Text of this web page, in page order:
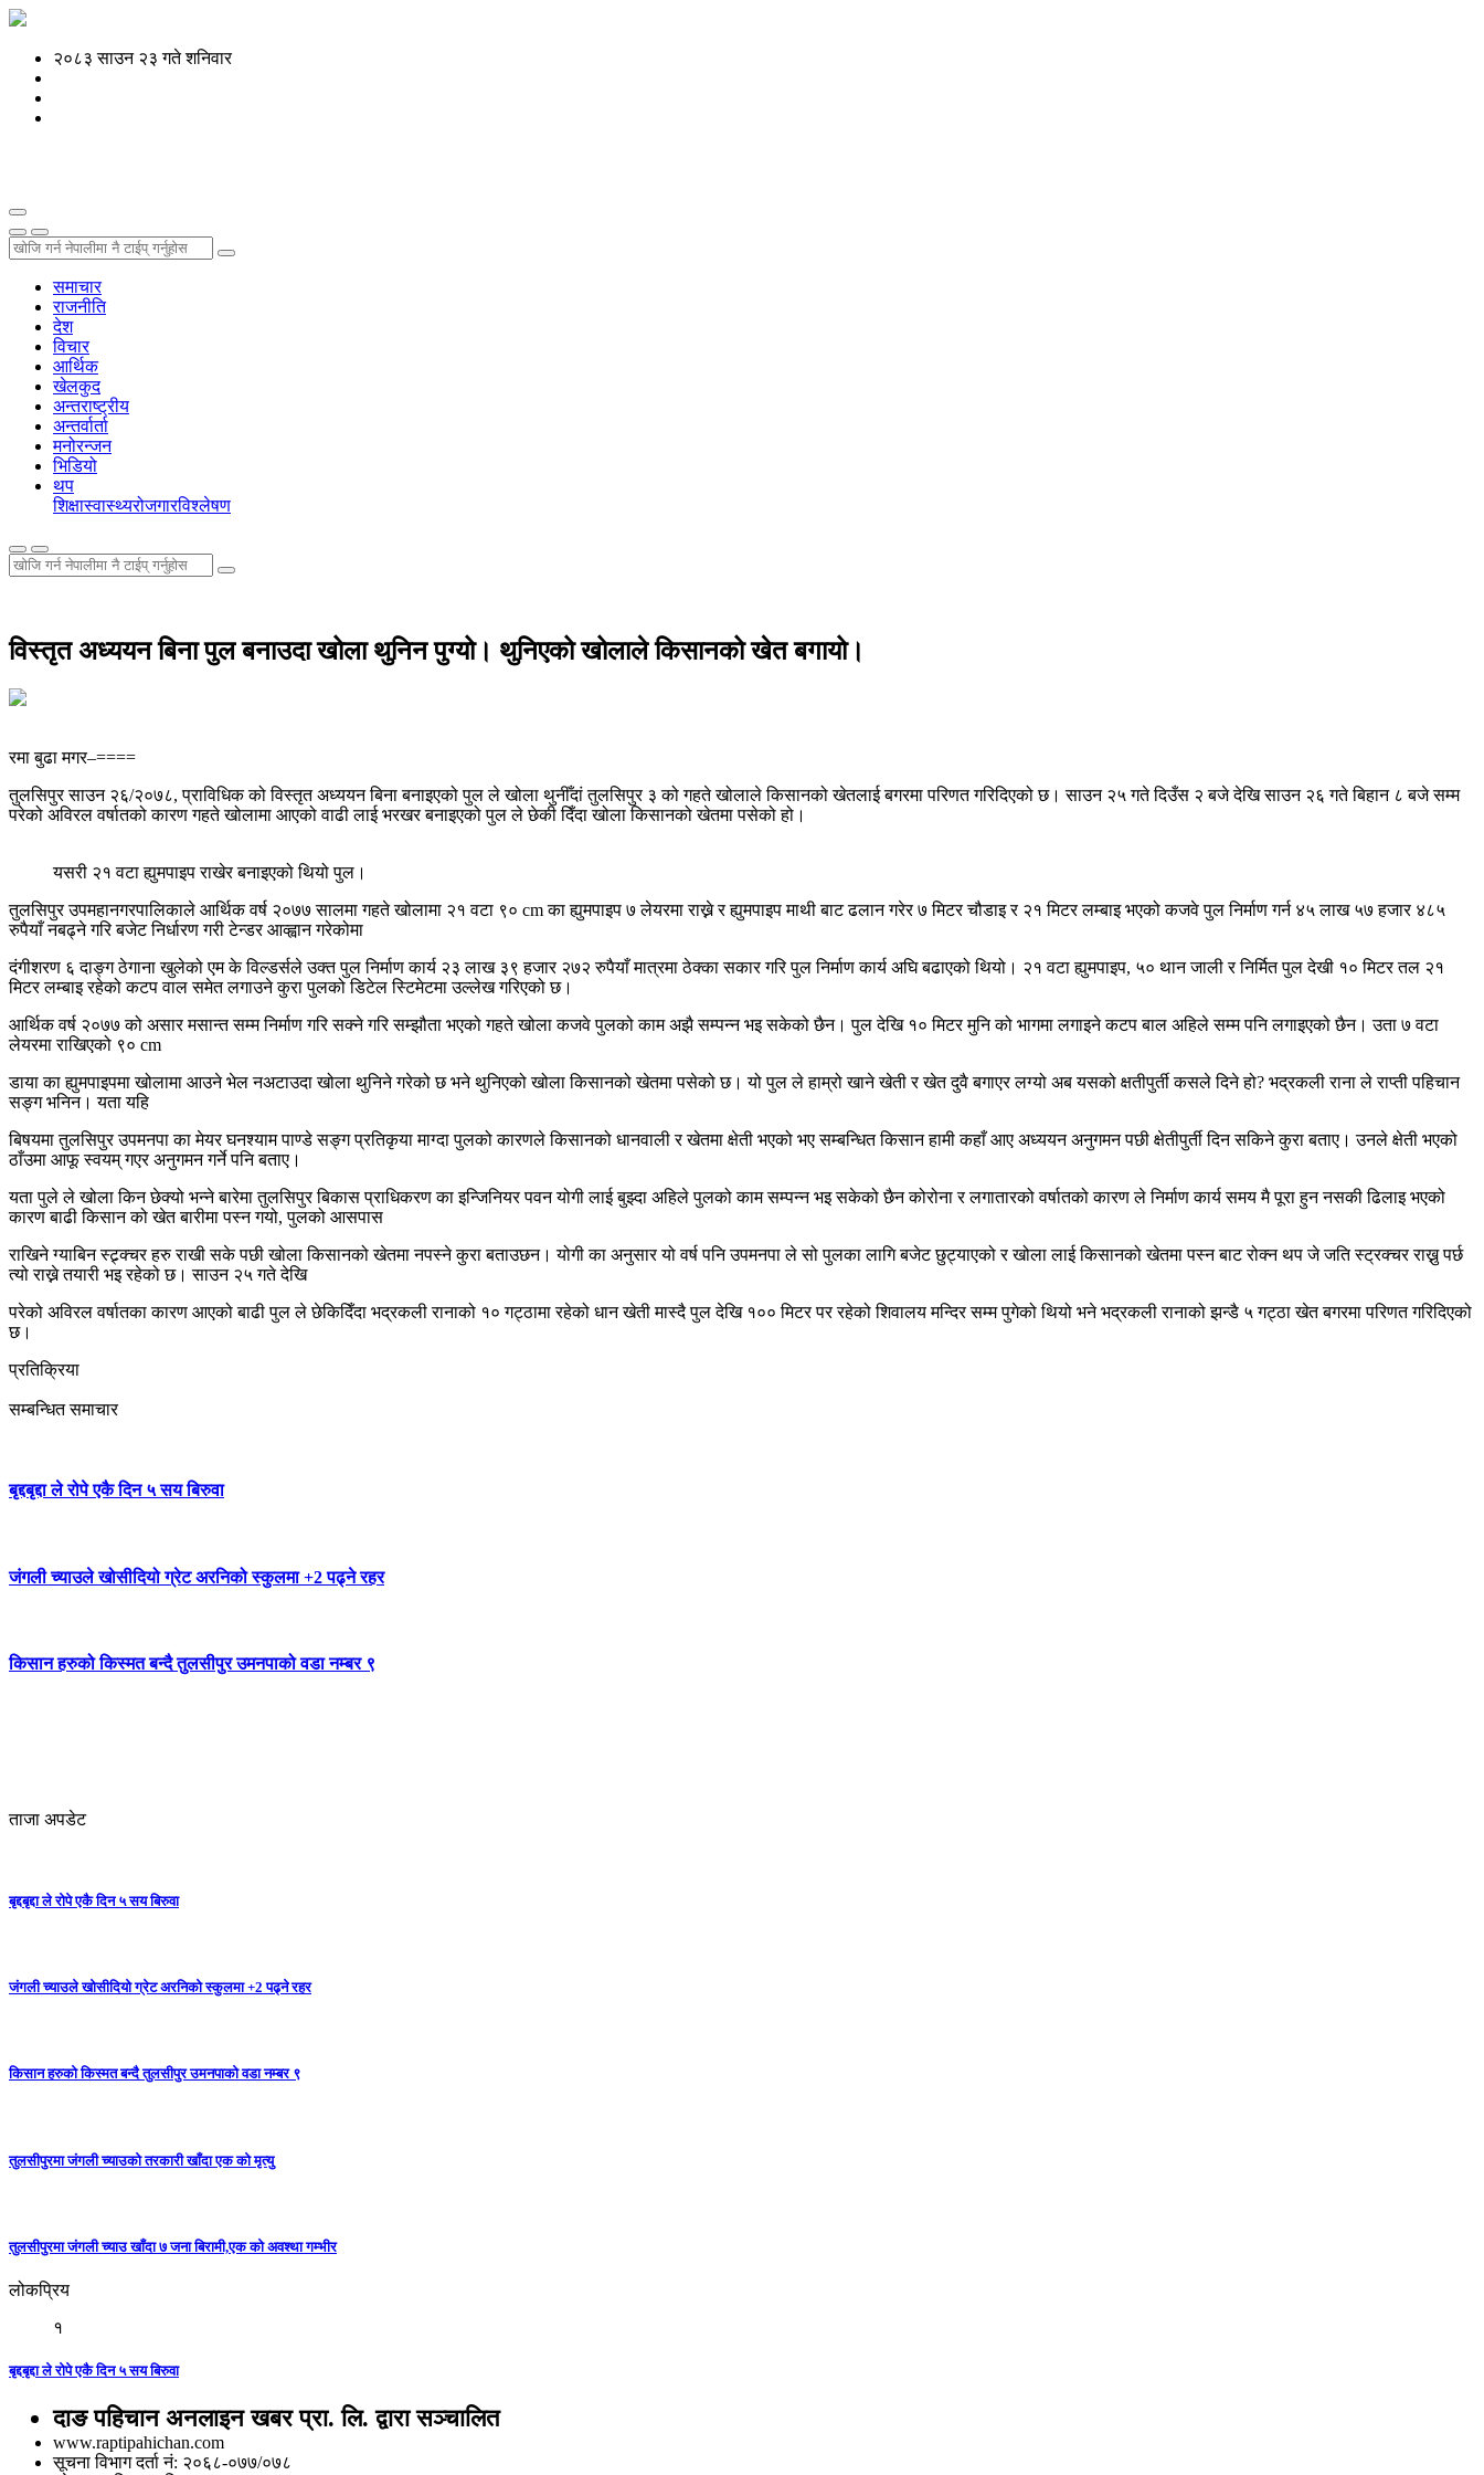
२०८३ साउन २३ गते शनिवार
समाचार
राजनीति
देश
विचार
आर्थिक
खेलकुद
अन्तराष्ट्रीय
अन्तर्वार्ता
मनोरन्जन
भिडियो
थप
शिक्षास्वास्थ्यरोजगारविश्लेषण
विस्तृत अध्ययन बिना पुल बनाउदा खोला थुनिन पुग्यो। थुनिएको खोलाले किसानको खेत बगायो।
रमा बुढा मगर–====
तुलसिपुर साउन २६/२०७८, प्राविधिक को विस्तृत अध्ययन बिना बनाइएको पुल ले खोला थुनीँदां तुलसिपुर ३ को गहते खोलाले किसानको खेतलाई बगरमा परिणत गरिदिएको छ। साउन २५ गते दिउँस २ बजे देखि साउन २६ गते बिहान ८ बजे सम्म
परेको अविरल वर्षातको कारण गहते खोलामा आएको वाढी लाई भरखर बनाइएको पुल ले छेकी दिँदा खोला किसानको खेतमा पसेको हो।
यसरी २१ वटा ह्युमपाइप राखेर बनाइएको थियो पुल।
तुलसिपुर उपमहानगरपालिकाले आर्थिक वर्ष २०७७ सालमा गहते खोलामा २१ वटा ९० cm का ह्युमपाइप ७ लेयरमा राख्ने र ह्युमपाइप माथी बाट ढलान गरेर ७ मिटर चौडाइ र २१ मिटर लम्बाइ भएको कजवे पुल निर्माण गर्न ४५ लाख ५७ हजार ४८५
रुपैयाँ नबढ्ने गरि बजेट निर्धारण गरी टेन्डर आव्ह्वान गरेकोमा
दंगीशरण ६ दाङ्ग ठेगाना खुलेको एम के विल्डर्सले उक्त पुल निर्माण कार्य २३ लाख ३९ हजार २७२ रुपैयाँ मात्रमा ठेक्का सकार गरि पुल निर्माण कार्य अघि बढाएको थियो। २१ वटा ह्युमपाइप, ५० थान जाली र निर्मित पुल देखी १० मिटर तल २१
मिटर लम्बाइ रहेको कटप वाल समेत लगाउने कुरा पुलको डिटेल स्टिमेटमा उल्लेख गरिएको छ।
आर्थिक वर्ष २०७७ को असार मसान्त सम्म निर्माण गरि सक्ने गरि सम्झौता भएको गहते खोला कजवे पुलको काम अझै सम्पन्न भइ सकेको छैन। पुल देखि १० मिटर मुनि को भागमा लगाइने कटप बाल अहिले सम्म पनि लगाइएको छैन। उता ७ वटा
लेयरमा राखिएको ९० cm
डाया का ह्युमपाइपमा खोलामा आउने भेल नअटाउदा खोला थुनिने गरेको छ भने थुनिएको खोला किसानको खेतमा पसेको छ। यो पुल ले हाम्रो खाने खेती र खेत दुवै बगाएर लग्यो अब यसको क्षतीपुर्ती कसले दिने हो? भद्रकली राना ले राप्ती पहिचान
सङ्ग भनिन। यता यहि
बिषयमा तुलसिपुर उपमनपा का मेयर घनश्याम पाण्डे सङ्ग प्रतिकृया माग्दा पुलको कारणले किसानको धानवाली र खेतमा क्षेती भएको भए सम्बन्धित किसान हामी कहाँ आए अध्ययन अनुगमन पछी क्षेतीपुर्ती दिन सकिने कुरा बताए। उनले क्षेती भएको
ठाँउमा आफू स्वयम् गएर अनुगमन गर्ने पनि बताए।
यता पुले ले खोला किन छेक्यो भन्ने बारेमा तुलसिपुर बिकास प्राधिकरण का इन्जिनियर पवन योगी लाई बुझ्दा अहिले पुलको काम सम्पन्न भइ सकेको छैन कोरोना र लगातारको वर्षातको कारण ले निर्माण कार्य समय मै पूरा हुन नसकी ढिलाइ भएको
कारण बाढी किसान को खेत बारीमा पस्न गयो, पुलको आसपास
राखिने ग्याबिन स्ट्र्क्चर हरु राखी सके पछी खोला किसानको खेतमा नपस्ने कुरा बताउछन। योगी का अनुसार यो वर्ष पनि उपमनपा ले सो पुलका लागि बजेट छुट्याएको र खोला लाई किसानको खेतमा पस्न बाट रोक्न थप जे जति स्ट्रक्चर राख्नु पर्छ
त्यो राख्ने तयारी भइ रहेको छ। साउन २५ गते देखि
परेको अविरल वर्षातका कारण आएको बाढी पुल ले छेकिदिँदा भद्रकली रानाको १० गट्ठामा रहेको धान खेती मास्दै पुल देखि १०० मिटर पर रहेको शिवालय मन्दिर सम्म पुगेको थियो भने भद्रकली रानाको झन्डै ५ गट्ठा खेत बगरमा परिणत गरिदिएको
छ।
प्रतिक्रिया
सम्बन्धित समाचार
बृद्दबृद्दा ले रोपे एकै दिन ५ सय बिरुवा
जंगली च्याउले खोसीदियो ग्रेट अरनिको स्कुलमा +2 पढ्ने रहर
किसान हरुको किस्मत बन्दै तुलसीपुर उमनपाको वडा नम्बर ९
ताजा अपडेट
बृद्दबृद्दा ले रोपे एकै दिन ५ सय बिरुवा
जंगली च्याउले खोसीदियो ग्रेट अरनिको स्कुलमा +2 पढ्ने रहर
किसान हरुको किस्मत बन्दै तुलसीपुर उमनपाको वडा नम्बर ९
तुलसीपुरमा जंगली च्याउको तरकारी खाँदा एक को मृत्यु
तुलसीपुरमा जंगली च्याउ खाँदा ७ जना बिरामी,एक को अवश्था गम्भीर
लोकप्रिय
१
बृद्दबृद्दा ले रोपे एकै दिन ५ सय बिरुवा
दाङ पहिचान अनलाइन खबर प्रा. लि. द्वारा सञ्चालित
www.raptipahichan.com
सूचना विभाग दर्ता नं: २०६८-०७७/०७८